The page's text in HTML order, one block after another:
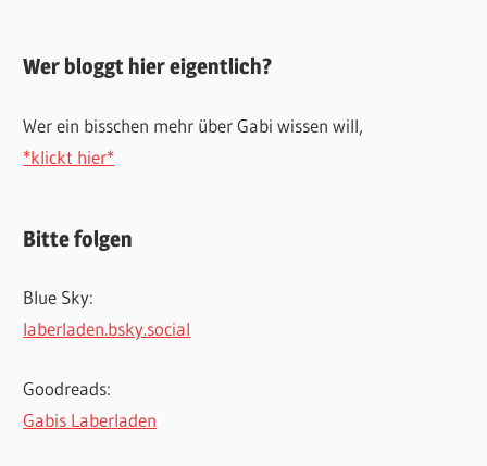
Wer bloggt hier eigentlich?
Wer ein bisschen mehr über Gabi wissen will,
*klickt hier*
Bitte folgen
Blue Sky:
laberladen.bsky.social
Goodreads:
Gabis Laberladen